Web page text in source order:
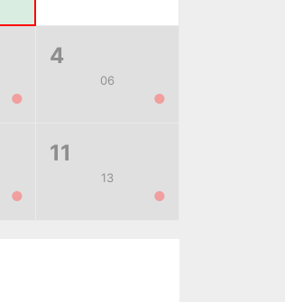
●
4
06
●
●
11
13
●